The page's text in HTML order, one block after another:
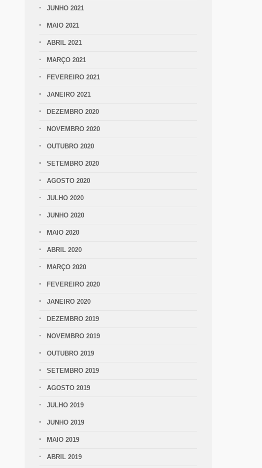
JUNHO 2021
MAIO 2021
ABRIL 2021
MARÇO 2021
FEVEREIRO 2021
JANEIRO 2021
DEZEMBRO 2020
NOVEMBRO 2020
OUTUBRO 2020
SETEMBRO 2020
AGOSTO 2020
JULHO 2020
JUNHO 2020
MAIO 2020
ABRIL 2020
MARÇO 2020
FEVEREIRO 2020
JANEIRO 2020
DEZEMBRO 2019
NOVEMBRO 2019
OUTUBRO 2019
SETEMBRO 2019
AGOSTO 2019
JULHO 2019
JUNHO 2019
MAIO 2019
ABRIL 2019